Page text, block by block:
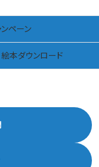
ペーン
絵本ダウンロード